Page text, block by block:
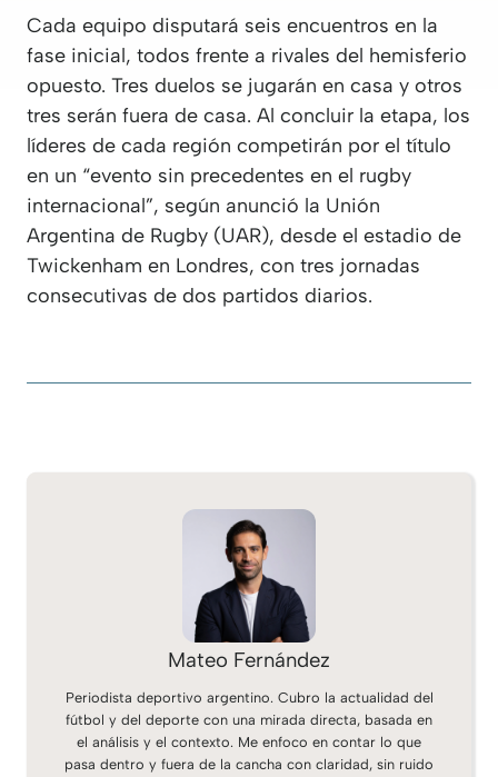
Cada equipo disputará seis encuentros en la
fase inicial, todos frente a rivales del hemisferio
opuesto. Tres duelos se jugarán en casa y otros
tres serán fuera de casa. Al concluir la etapa, los
líderes de cada región competirán por el título
en un “evento sin precedentes en el rugby
internacional”, según anunció la Unión
Argentina de Rugby (UAR), desde el estadio de
Twickenham en Londres, con tres jornadas
consecutivas de dos partidos diarios.
Mateo Fernández
Periodista deportivo argentino. Cubro la actualidad del
fútbol y del deporte con una mirada directa, basada en
el análisis y el contexto. Me enfoco en contar lo que
pasa dentro y fuera de la cancha con claridad, sin ruido